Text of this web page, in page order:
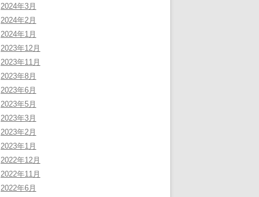
2024年3月
2024年2月
2024年1月
2023年12月
2023年11月
2023年8月
2023年6月
2023年5月
2023年3月
2023年2月
2023年1月
2022年12月
2022年11月
2022年6月